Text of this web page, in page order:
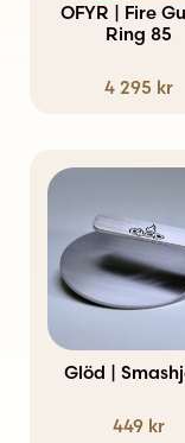
OFYR | Fire
Ring 85
4 295 kr
Glöd |
449 kr
Den
produkten
har
flera
varianter.